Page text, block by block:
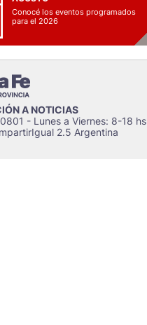
Conocé los eventos programados
para el 2026
A NOTICIAS
- Lunes a Viernes: 8-18 hs
2.5 Argentina